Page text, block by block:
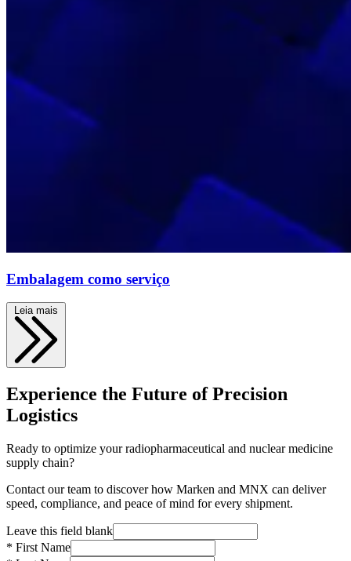
Embalagem como serviço
Leia mais
Experience the Future of Precision
Logistics
Ready to optimize your radiopharmaceutical and nuclear medicine
supply chain?
Contact our team to discover how Marken and MNX can deliver
speed, compliance, and peace of mind for every shipment.
Leave this field blank
* First Name